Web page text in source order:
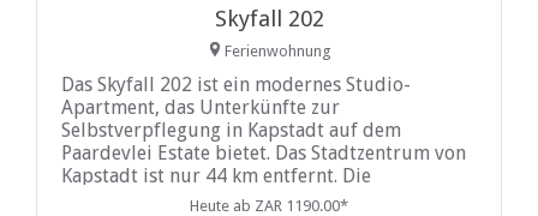
Skyfall 202
Ferienwohnung
Das Skyfall 202 ist ein modernes Studio-
Apartment, das Unterkünfte zur
Selbstverpflegung in Kapstadt auf dem
Paardevlei Estate bietet. Das Stadtzentrum von
Kapstadt ist nur 44 km entfernt. Die
Einkaufszentren Somerset und Sanctuary
Heute ab ZAR 1190.00*